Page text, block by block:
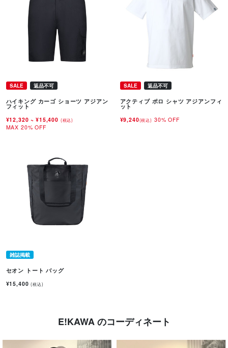
SALE 返品不可
ハイキング カーゴ ショーツ アジアン
フィット
¥12,320~ ¥15,400 (税込)
MAX 20% OFF
SALE 返品不可
アクティブ ポロ シャツ アジアンフィ
ット
¥9,240(税込) 30% OFF
雑誌掲載
セオン トート バッグ
¥15,400(税込)
E!KAWA のコーディネート